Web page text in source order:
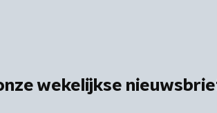
wekelijkse